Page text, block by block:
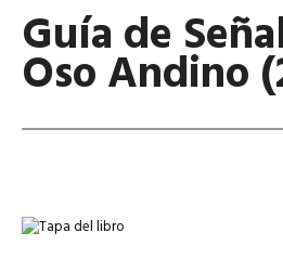
Guía de
Oso Andino